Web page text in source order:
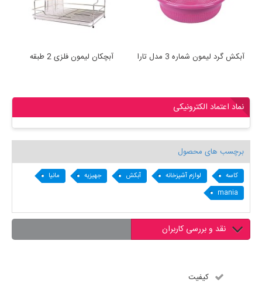
آبچکان لیمون فلزی 2 طبقه آبکش گرد لیمون شماره 3 مدل تارا
نماد اعتماد الکترونیکی
برچسب های محصول
کاسه لوازم آشپزخانه آبکش جهیزیه
مانیا
mania
نقد و بررسی کاربران
کیفیت